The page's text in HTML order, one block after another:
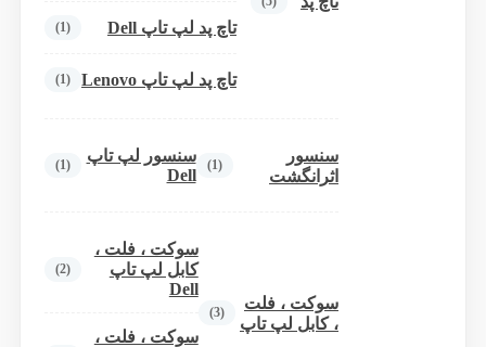
تاچ پد لپ تاپ Dell (1)
تاچ پد لپ تاپ Lenovo (1)
سنسور
اثرانگشت
(1)
سنسور لپ تاپ
Dell
(1)
سوکت ، فلت
، کابل لپ تاپ
(3)
سوکت ، فلت ،
کابل لپ تاپ
Dell
(2)
سوکت ، فلت ،